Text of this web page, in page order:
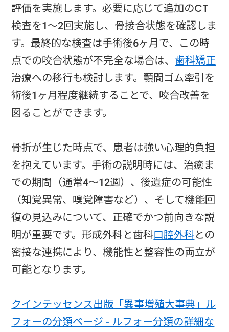
評価を実施します。必要に応じて追加のCT
検査を1～2回実施し、骨接合状態を確認しま
す。最終的な検査は手術後6ヶ月で、この時
点での咬合状態が不完全な場合は、 歯科矯正
治療への移行も検討します。顎間ゴム牽引を
術後1ヶ月程度継続することで、咬合改善を
図ることができます。
骨折が生じた時点で、患者は強い心理的負担
を抱えています。手術の説明時には、治癒ま
での期間（通常4～12週）、後遺症の可能性
（知覚異常、嗅覚障害など）、そして機能回
復の見込みについて、正確でかつ前向きな説
明が重要です。形成外科と歯科口腔外科との
密接な連携により、機能性と整容性の両立が
可能となります。
クインテッセンス出版「異事増殖大事典」ル
フォーの分類ページ - ルフォー分類の詳細な